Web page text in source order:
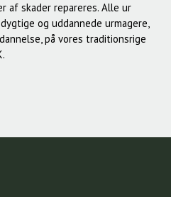
af skader repareres. Alle ur
og uddannede urmagere,
på vores traditionsrige